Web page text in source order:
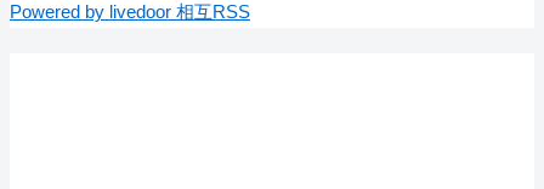
Powered by livedoor 相互RSS